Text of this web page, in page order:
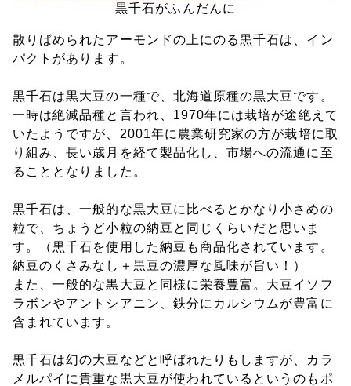
黒千石がふんだんに
散りばめられたアーモンドの上にのる黒千石は、イン
パクトがあります。
黒千石は黒大豆の一種で、北海道原種の黒大豆です。
一時は絶滅品種と言われ、1970年には栽培が途絶えて
いたようですが、2001年に農業研究家の方が栽培に取
り組み、長い歳月を経て製品化し、市場への流通に至
ることとなりました。
黒千石は、一般的な黒大豆に比べるとかなり小さめの
粒で、ちょうど小粒の納豆と同じくらいだと思いま
す。（黒千石を使用した納豆も商品化されています。
納豆のくさみなし＋黒豆の濃厚な風味が旨い！）
また、一般的な黒大豆と同様に栄養豊富。大豆イソフ
ラボンやアントシアニン、鉄分にカルシウムが豊富に
含まれています。
黒千石は幻の大豆などと呼ばれたりもしますが、カラ
メルパイに貴重な黒大豆が使われているというのもポ